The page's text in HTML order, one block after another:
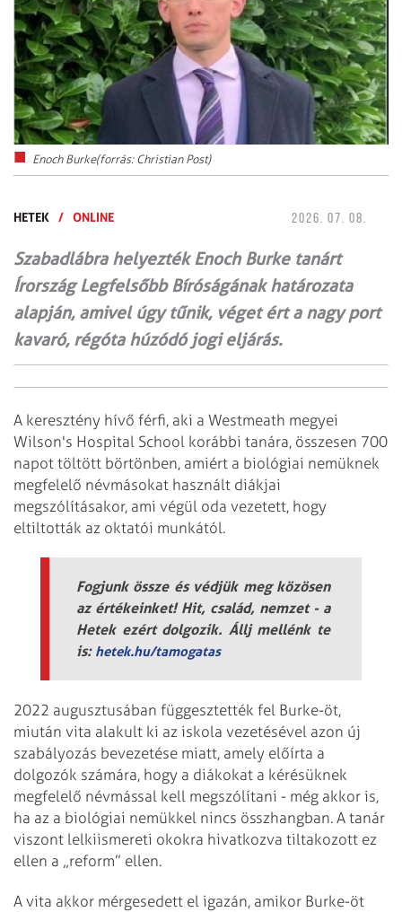
Enoch Burke(forrás: Christian Post)
HETEK / ONLINE 2026. 07. 08.
Szabadlábra helyezték Enoch Burke tanárt
Írország Legfelsőbb Bíróságának határozata
alapján, amivel úgy tűnik, véget ért a nagy port
kavaró, régóta húzódó jogi eljárás.
A keresztény hívő férfi, aki a Westmeath megyei
Wilson's Hospital School korábbi tanára, összesen 700
napot töltött börtönben, amiért a biológiai nemüknek
megfelelő névmásokat használt diákjai
megszólításakor, ami végül oda vezetett, hogy
eltiltották az oktatói munkától.
Fogjunk össze és védjük meg közösen
az értékeinket! Hit, család, nemzet - a
Hetek ezért dolgozik. Állj mellénk te
is: hetek.hu/tamogatas
2022 augusztusában függesztették fel Burke-öt,
miután vita alakult ki az iskola vezetésével azon új
szabályozás bevezetése miatt, amely előírta a
dolgozók számára, hogy a diákokat a kérésüknek
megfelelő névmással kell megszólítani - még akkor is,
ha az a biológiai nemükkel nincs összhangban. A tanár
viszont lelkiismereti okokra hivatkozva tiltakozott ez
ellen a „reform” ellen.
A vita akkor mérgesedett el igazán, amikor Burke-öt